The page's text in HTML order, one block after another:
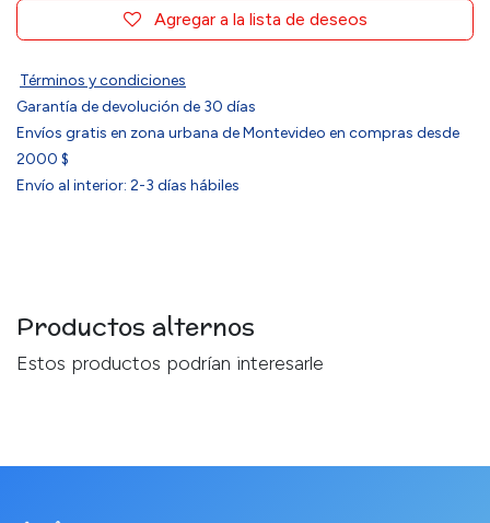
Agregar a la lista de deseos
Términos y condiciones
Garantía de devolución de 30 días
Envíos gratis en zona urbana de Montevideo en compras desde
2000 $
Envío al interior: 2-3 días hábiles
Productos alternos
Estos productos podrían interesarle